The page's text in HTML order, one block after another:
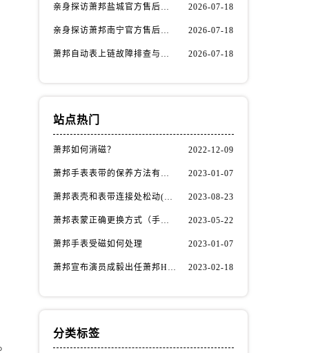
亲身探访萧邦盐城官方售后服务中心｜热线电话与网点地址（2026年7月最新） 2026-07-18
亲身探访萧邦南宁官方售后服务中心｜官方电话及服务网点地址（2026年7月最新） 2026-07-18
萧邦自动表上链故障排查与专业维修保养权威公示（2026年7月最新） 2026-07-18
站点热门
萧邦如何消磁？ 2022-12-09
萧邦手表表带的保养方法有哪些？ 2023-01-07
萧邦表壳和表带连接处松动(如何自行修复) 2023-08-23
萧邦表蒙正确更换方式（手表表蒙更换知识） 2023-05-22
萧邦手表受磁如何处理 2023-01-07
萧邦宣布演员成毅出任萧邦Happy Diamonds系列品牌大使 2023-02-18
分类标签